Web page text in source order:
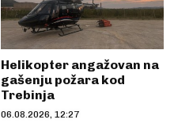
Helikopter angažovan na
gašenju požara kod
Trebinja
06.08.2026, 12:27